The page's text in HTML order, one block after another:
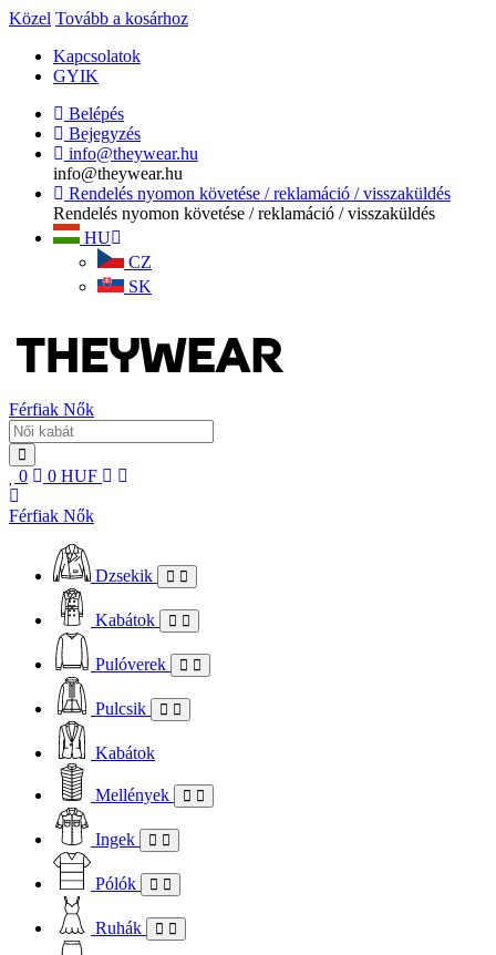
Közel Tovább a kosárhoz
Kapcsolatok
GYIK
Belépés
Bejegyzés
info@theywear.hu
info@theywear.hu
Rendelés nyomon követése / reklamáció / visszaküldés
Rendelés nyomon követése / reklamáció / visszaküldés
HU
CZ
SK
Férfiak Nők
0 0 HUF
Férfiak Nők
Dzsekik
Kabátok
Pulóverek
Pulcsik
Kabátok
Mellények
Ingek
Pólók
Ruhák